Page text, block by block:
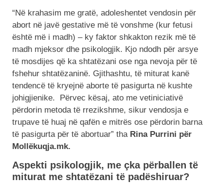
“Në krahasim me gratë, adoleshentet vendosin për
abort në javë gestative më të vonshme (kur fetusi
është më i madh) – ky faktor shkakton rezik më të
madh mjeksor dhe psikologjik. Kjo ndodh për arsye
të mosdijes që ka shtatëzani ose nga nevoja për të
fshehur shtatëzaninë. Gjithashtu, të miturat kanë
tendencë të kryejnë aborte të pasigurta në kushte
johigjienike. Përvec kësaj, ato me vetiniciativë
përdorin metoda të rrezikshme, sikur vendosja e
trupave të huaj në qafën e mitrës ose përdorin barna
të pasigurta për të abortuar” tha Rina Purrini për
Mollëkuqja.mk.
Aspekti psikologjik, me çka përballen të
miturat me shtatëzani të padëshiruar?